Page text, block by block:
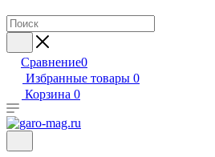
Сравнение0
Избранные товары 0
Корзина 0